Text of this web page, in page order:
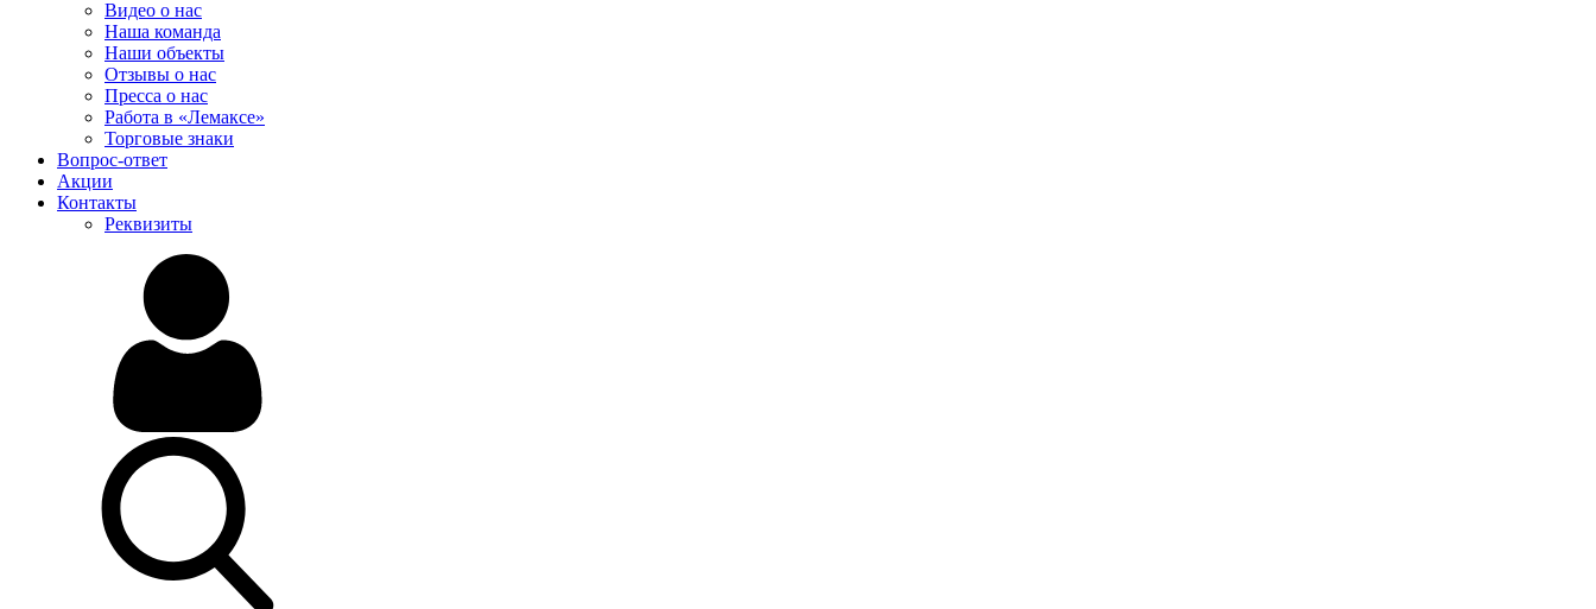
Видео о нас
Наша команда
Наши объекты
Отзывы о нас
Пресса о нас
Работа в «Лемаксе»
Торговые знаки
Вопрос-ответ
Акции
Контакты
Реквизиты